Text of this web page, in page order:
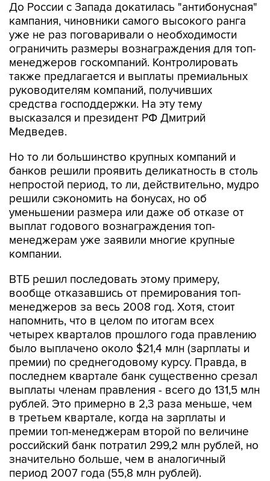
До России с Запада докатилась "антибонусная"
кампания, чиновники самого высокого ранга
уже не раз поговаривали о необходимости
ограничить размеры вознаграждения для топ-
менеджеров госкомпаний. Контролировать
также предлагается и выплаты премиальных
руководителям компаний, получивших
средства господдержки. На эту тему
высказался и президент РФ Дмитрий
Медведев.
Но то ли большинство крупных компаний и
банков решили проявить деликатность в столь
непростой период, то ли, действительно, мудро
решили сэкономить на бонусах, но об
уменьшении размера или даже об отказе от
выплат годового вознаграждения топ-
менеджерам уже заявили многие крупные
компании.
ВТБ решил последовать этому примеру,
вообще отказавшись от премирования топ-
менеджеров за весь 2008 год. Хотя, стоит
напомнить, что в целом по итогам всех
четырех кварталов прошлого года правлению
было выплачено около $21,4 млн (зарплаты и
премии) по среднегодовому курсу. Правда, в
последнем квартале банк существенно срезал
выплаты членам правления - всего до 131,5 млн
рублей. Это примерно в 2,3 раза меньше, чем
в третьем квартале, когда на зарплаты и
премии топ-менеджерам второй по величине
российский банк потратил 299,2 млн рублей, но
значительно больше, чем в аналогичный
период 2007 года (55,8 млн рублей).